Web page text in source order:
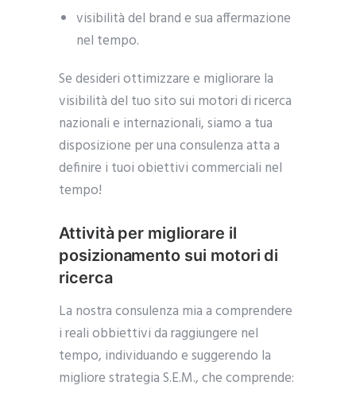
visibilità del brand e sua affermazione
nel tempo.
Se desideri ottimizzare e migliorare la
visibilità del tuo sito sui motori di ricerca
nazionali e internazionali, siamo a tua
disposizione per una consulenza atta a
definire i tuoi obiettivi commerciali nel
tempo!
Attività per migliorare il
posizionamento sui motori di
ricerca
La nostra consulenza mia a comprendere
i reali obbiettivi da raggiungere nel
tempo, individuando e suggerendo la
migliore strategia S.E.M., che comprende: